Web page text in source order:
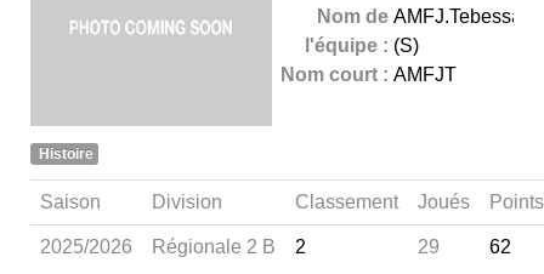
Nom de
l'équipe :
AMFJ.Tebessa
(S)
Nom court : AMFJT
Histoire
Saison Division Classement Joués Points
2025/2026 Régionale 2 B 2 29 62